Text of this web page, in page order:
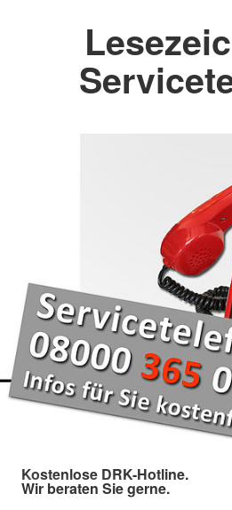
Kostenlose DRK-Hotline.
Wir beraten Sie gerne.